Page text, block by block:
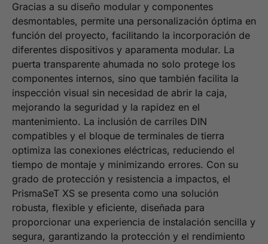
Gracias a su diseño modular y componentes
desmontables, permite una personalización óptima en
función del proyecto, facilitando la incorporación de
diferentes dispositivos y aparamenta modular. La
puerta transparente ahumada no solo protege los
componentes internos, sino que también facilita la
inspección visual sin necesidad de abrir la caja,
mejorando la seguridad y la rapidez en el
mantenimiento. La inclusión de carriles DIN
compatibles y el bloque de terminales de tierra
optimiza las conexiones eléctricas, reduciendo el
tiempo de montaje y minimizando errores. Con su
grado de protección y resistencia a impactos, el
PrismaSeT XS se presenta como una solución
robusta, flexible y eficiente, diseñada para
proporcionar una experiencia de instalación sencilla y
segura, garantizando la protección y el rendimiento